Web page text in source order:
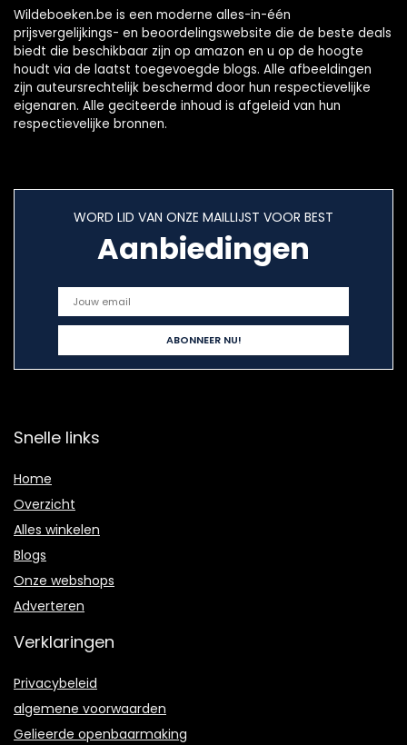
Wildeboeken.be is een moderne alles-in-één
prijsvergelijkings- en beoordelingswebsite die de beste deals
biedt die beschikbaar zijn op amazon en u op de hoogte
houdt via de laatst toegevoegde blogs. Alle afbeeldingen
zijn auteursrechtelijk beschermd door hun respectievelijke
eigenaren. Alle geciteerde inhoud is afgeleid van hun
respectievelijke bronnen.
WORD LID VAN ONZE MAILLIJST VOOR BEST
Aanbiedingen
Snelle links
Home
Overzicht
Alles winkelen
Blogs
Onze webshops
Adverteren
Verklaringen
Privacybeleid
algemene voorwaarden
Gelieerde openbaarmaking